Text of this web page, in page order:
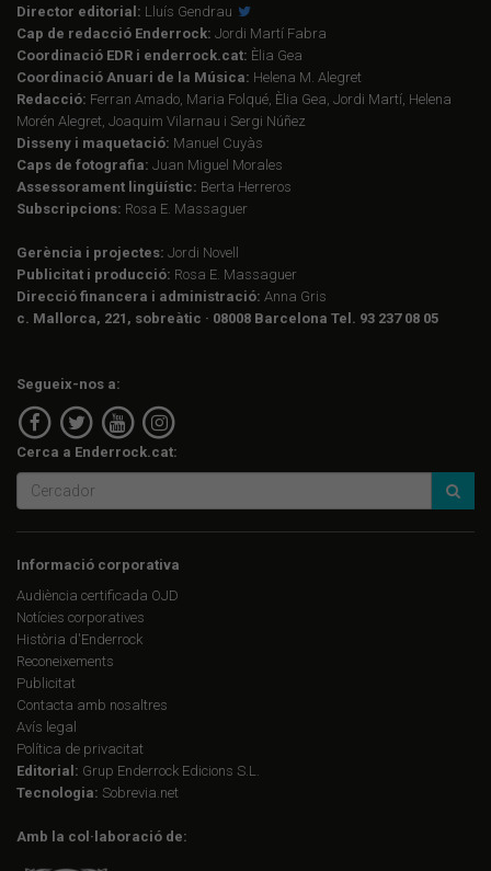
Director editorial: Lluís Gendrau
Cap de redacció Enderrock: Jordi Martí Fabra
Coordinació EDR i enderrock.cat: Èlia Gea
Coordinació Anuari de la Música: Helena M. Alegret
Redacció: Ferran Amado, Maria Folqué, Èlia Gea, Jordi Martí, Helena
Morén Alegret, Joaquim Vilarnau i Sergi Núñez
Disseny i maquetació: Manuel Cuyàs
Caps de fotografia: Juan Miguel Morales
Assessorament lingüístic: Berta Herreros
Subscripcions: Rosa E. Massaguer
Gerència i projectes: Jordi Novell
Publicitat i producció: Rosa E. Massaguer
Direcció financera i administració: Anna Gris
c. Mallorca, 221, sobreàtic · 08008 Barcelona Tel. 93 237 08 05
Segueix-nos a:
Cerca a Enderrock.cat:
Informació corporativa
Audiència certificada OJD
Notícies corporatives
Història d'Enderrock
Reconeixements
Publicitat
Contacta amb nosaltres
Avís legal
Política de privacitat
Editorial: Grup Enderrock Edicions S.L.
Tecnologia: Sobrevia.net
Amb la col·laboració de: